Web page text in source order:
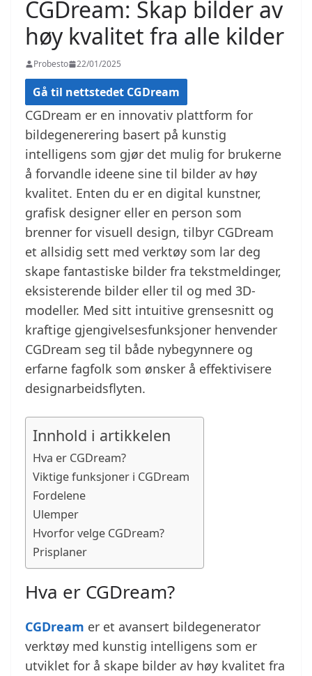
CGDream: Skap bilder av
høy kvalitet fra alle kilder
Probesto 22/01/2025
Gå til nettstedet CGDream
CGDream er en innovativ plattform for
bildegenerering basert på kunstig
intelligens som gjør det mulig for brukerne
å forvandle ideene sine til bilder av høy
kvalitet. Enten du er en digital kunstner,
grafisk designer eller en person som
brenner for visuell design, tilbyr CGDream
et allsidig sett med verktøy som lar deg
skape fantastiske bilder fra tekstmeldinger,
eksisterende bilder eller til og med 3D-
modeller. Med sitt intuitive grensesnitt og
kraftige gjengivelsesfunksjoner henvender
CGDream seg til både nybegynnere og
erfarne fagfolk som ønsker å effektivisere
designarbeidsflyten.
Innhold i artikkelen
Hva er CGDream?
Viktige funksjoner i CGDream
Fordelene
Ulemper
Hvorfor velge CGDream?
Prisplaner
Hva er CGDream?
CGDream er et avansert bildegenerator
verktøy med kunstig intelligens som er
utviklet for å skape bilder av høy kvalitet fra